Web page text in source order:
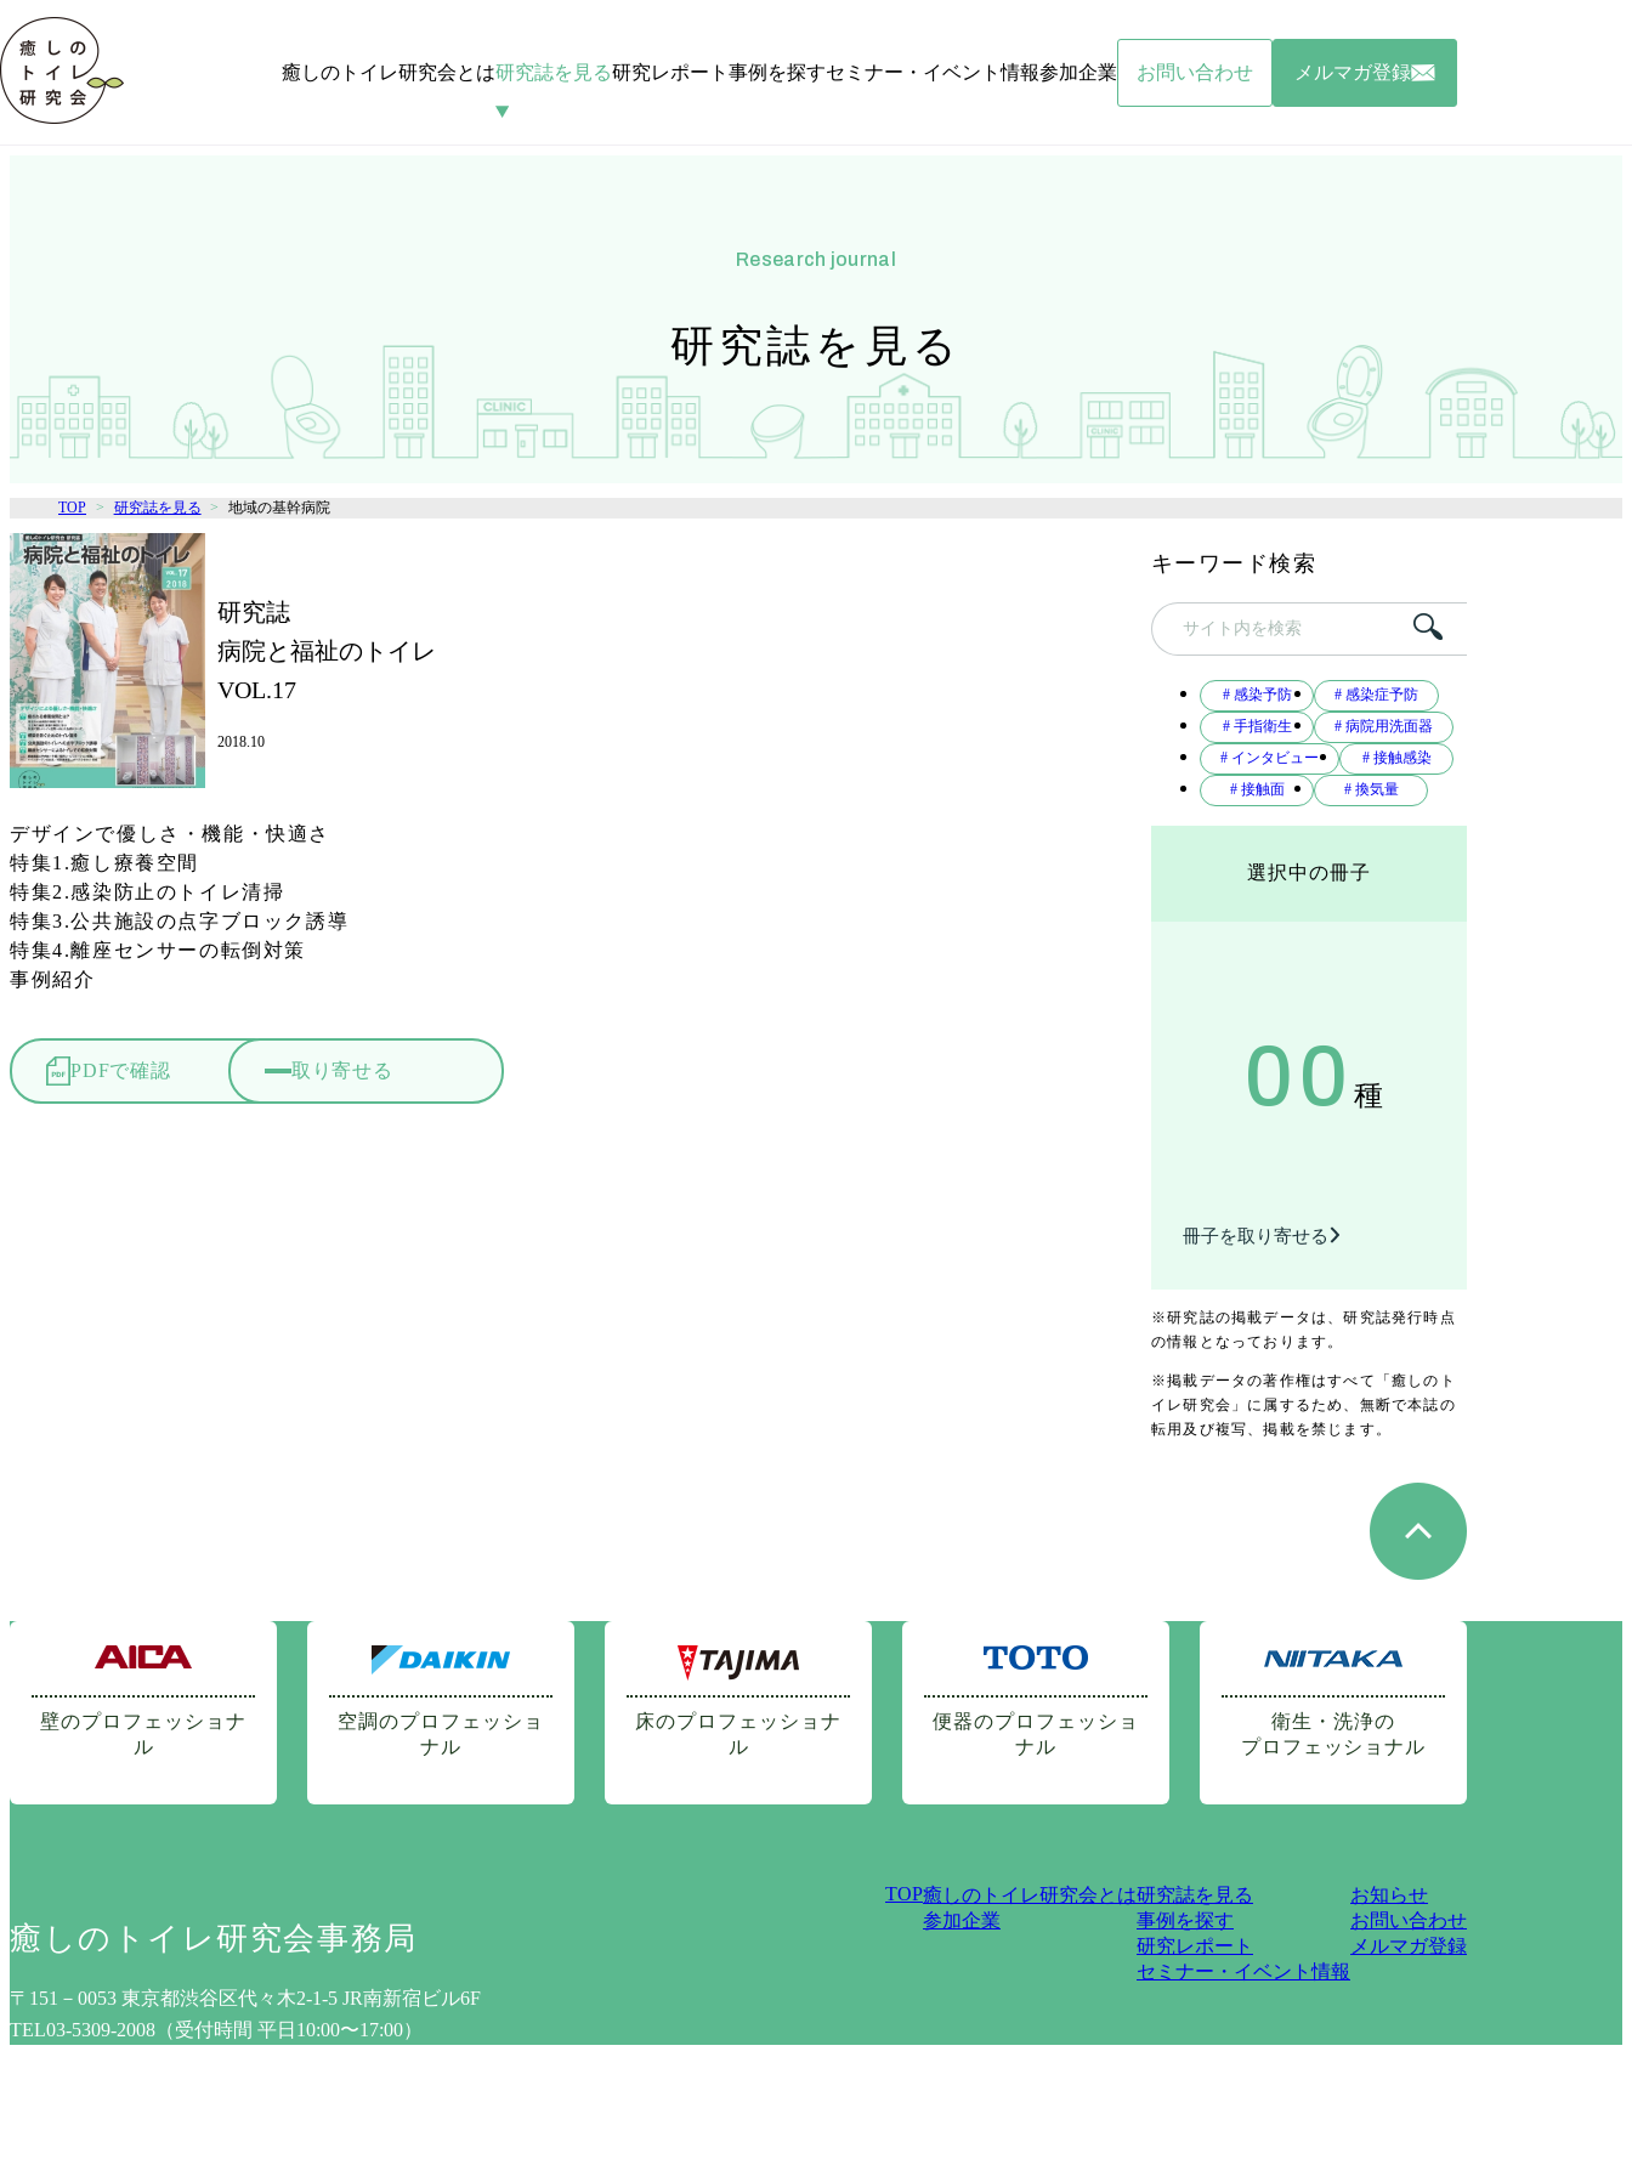
癒しのトイレ研究会とは研究誌を見る研究レポート 事例を探すセミナー・イベント情報参加企業 お問い合わせ メルマガ登録
研究誌を見る
research journal
TOP 研究誌を見る 地域の基幹病院
研究誌
病院と福祉のトイレ
VOL.17
2018.10
デザインで優しさ・機能・快適さ
特集1.癒し療養空間
特集2.感染防止のトイレ清掃
特集3.公共施設の点字ブロック誘導
特集4.離座センサーの転倒対策
事例紹介
PDFで確認 取り寄せる
キーワード検索
# 感染予防
# 感染症予防
# 手指衛生
# 病院用洗面器
# インタビュー
# 接触感染
# 接触面
# 換気量
選択中の冊子
00種
冊子を取り寄せる
※研究誌の掲載データは、研究誌発行時点
の情報となっております。
※掲載データの著作権はすべて「癒しのト
イレ研究会」に属するため、無断で本誌の
転用及び複写、掲載を禁じます。
壁のプロフェッショナ
ル
空調のプロフェッショ
ナル
床のプロフェッショナ
ル
便器のプロフェッショ
ナル
衛生・洗浄の
プロフェッショナル
TOP癒しのトイレ研究会とは
参加企業
研究誌を見る
事例を探す
研究レポート
セミナー・イベント情報
お知らせ
お問い合わせ
メルマガ登録
癒しのトイレ研究会事務局
〒151－0053 東京都渋谷区代々木2-1-5 JR南新宿ビル6F
TEL03-5309-2008（受付時間 平日10:00〜17:00）